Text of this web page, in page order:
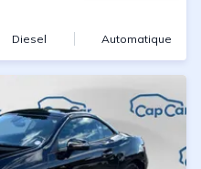
Diesel Automatique